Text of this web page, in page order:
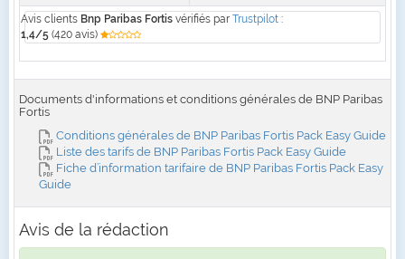
Avis clients Bnp Paribas Fortis vérifiés par Trustpilot :
1,4/5 (420 avis)
Documents d'informations et conditions générales de BNP Paribas
Fortis
Conditions générales de BNP Paribas Fortis Pack Easy Guide
Liste des tarifs de BNP Paribas Fortis Pack Easy Guide
Fiche d’information tarifaire de BNP Paribas Fortis Pack Easy
Guide
Avis de la rédaction